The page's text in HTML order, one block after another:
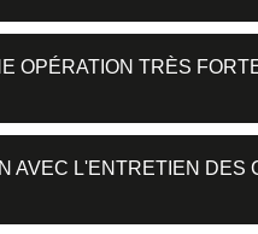
OPÉRATION TRÈS
AVEC L'ENTRETIEN DES